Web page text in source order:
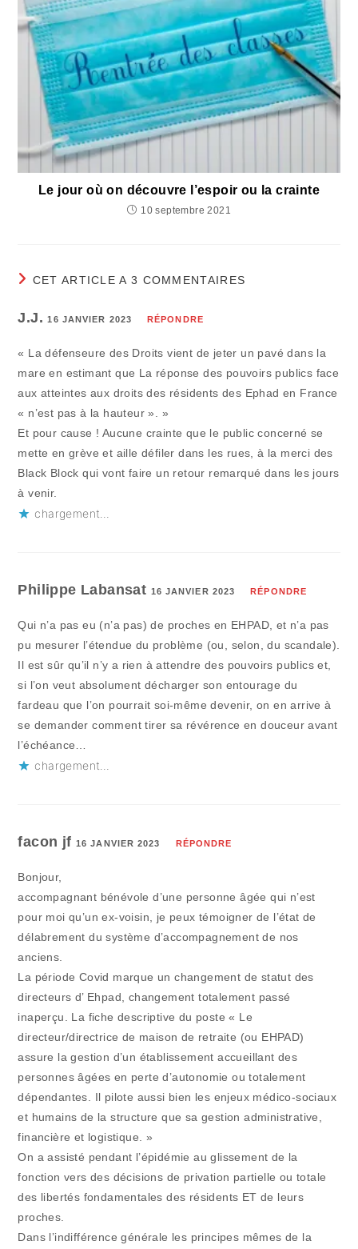
Le jour où on découvre l’espoir ou la crainte
10 septembre 2021
CET ARTICLE A 3 COMMENTAIRES
J.J.16 JANVIER 2023 RÉPONDRE
« La défenseure des Droits vient de jeter un pavé dans la
mare en estimant que La réponse des pouvoirs publics face
aux atteintes aux droits des résidents des Ephad en France
« n’est pas à la hauteur ». »
Et pour cause ! Aucune crainte que le public concerné se
mette en grève et aille défiler dans les rues, à la merci des
Black Block qui vont faire un retour remarqué dans les jours
à venir.
chargement…
Philippe Labansat 16 JANVIER 2023 RÉPONDRE
Qui n’a pas eu (n’a pas) de proches en EHPAD, et n’a pas
pu mesurer l’étendue du problème (ou, selon, du scandale).
Il est sûr qu’il n’y a rien à attendre des pouvoirs publics et,
si l’on veut absolument décharger son entourage du
fardeau que l’on pourrait soi-même devenir, on en arrive à
se demander comment tirer sa révérence en douceur avant
l’échéance…
chargement…
facon jf16 JANVIER 2023 RÉPONDRE
Bonjour,
accompagnant bénévole d’une personne âgée qui n’est
pour moi qu’un ex-voisin, je peux témoigner de l’état de
délabrement du système d’accompagnement de nos
anciens.
La période Covid marque un changement de statut des
directeurs d’ Ehpad, changement totalement passé
inaperçu. La fiche descriptive du poste « Le
directeur/directrice de maison de retraite (ou EHPAD)
assure la gestion d’un établissement accueillant des
personnes âgées en perte d’autonomie ou totalement
dépendantes. Il pilote aussi bien les enjeux médico-sociaux
et humains de la structure que sa gestion administrative,
financière et logistique. »
On a assisté pendant l’épidémie au glissement de la
fonction vers des décisions de privation partielle ou totale
des libertés fondamentales des résidents ET de leurs
proches.
Dans l’indifférence générale les principes mêmes de la